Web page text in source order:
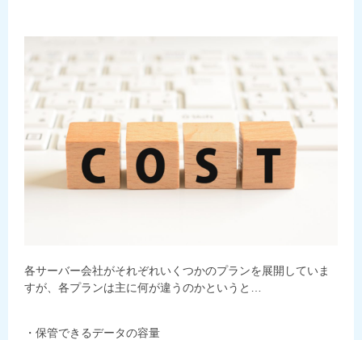
各サーバー会社がそれぞれいくつかのプランを展開していま
すが、各プランは主に何が違うのかというと…
・保管できるデータの容量